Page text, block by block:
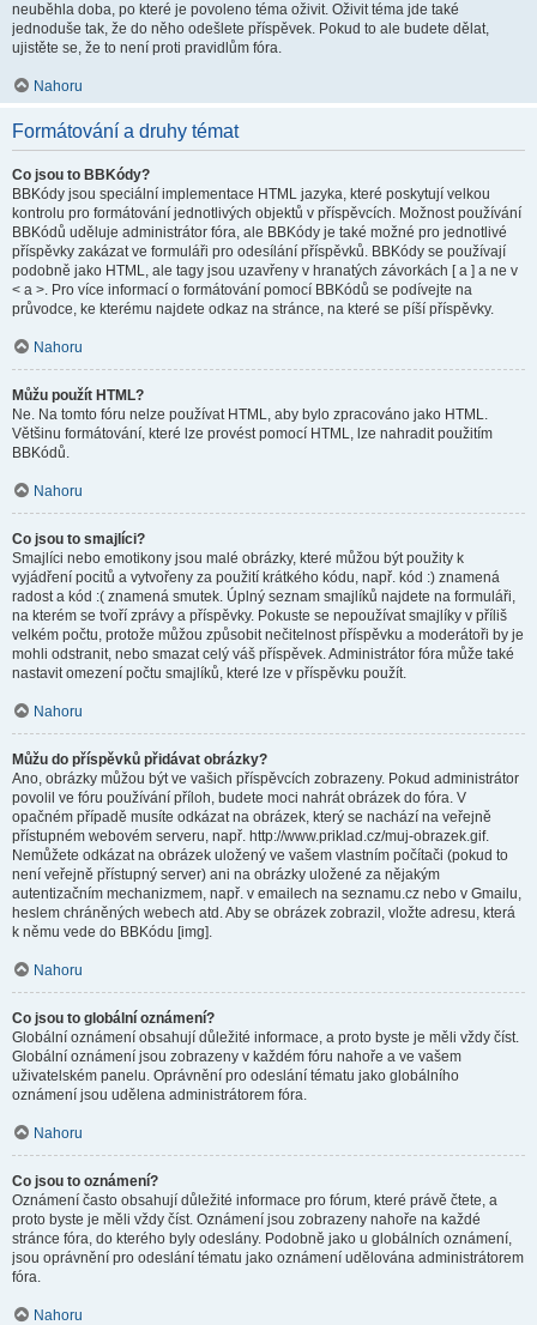
neuběhla doba, po které je povoleno téma oživit. Oživit téma jde také
jednoduše tak, že do něho odešlete příspěvek. Pokud to ale budete dělat,
ujistěte se, že to není proti pravidlům fóra.
Nahoru
Formátování a druhy témat
Co jsou to BBKódy?
BBKódy jsou speciální implementace HTML jazyka, které poskytují velkou
kontrolu pro formátování jednotlivých objektů v příspěvcích. Možnost používání
BBKódů uděluje administrátor fóra, ale BBKódy je také možné pro jednotlivé
příspěvky zakázat ve formuláři pro odesílání příspěvků. BBKódy se používají
podobně jako HTML, ale tagy jsou uzavřeny v hranatých závorkách [ a ] a ne v
< a >. Pro více informací o formátování pomocí BBKódů se podívejte na
průvodce, ke kterému najdete odkaz na stránce, na které se píší příspěvky.
Nahoru
Můžu použít HTML?
Ne. Na tomto fóru nelze používat HTML, aby bylo zpracováno jako HTML.
Většinu formátování, které lze provést pomocí HTML, lze nahradit použitím
BBKódů.
Nahoru
Co jsou to smajlíci?
Smajlíci nebo emotikony jsou malé obrázky, které můžou být použity k
vyjádření pocitů a vytvořeny za použití krátkého kódu, např. kód :) znamená
radost a kód :( znamená smutek. Úplný seznam smajlíků najdete na formuláři,
na kterém se tvoří zprávy a příspěvky. Pokuste se nepoužívat smajlíky v příliš
velkém počtu, protože můžou způsobit nečitelnost příspěvku a moderátoři by je
mohli odstranit, nebo smazat celý váš příspěvek. Administrátor fóra může také
nastavit omezení počtu smajlíků, které lze v příspěvku použít.
Nahoru
Můžu do příspěvků přidávat obrázky?
Ano, obrázky můžou být ve vašich příspěvcích zobrazeny. Pokud administrátor
povolil ve fóru používání příloh, budete moci nahrát obrázek do fóra. V
opačném případě musíte odkázat na obrázek, který se nachází na veřejně
přístupném webovém serveru, např. http://www.priklad.cz/muj-obrazek.gif.
Nemůžete odkázat na obrázek uložený ve vašem vlastním počítači (pokud to
není veřejně přístupný server) ani na obrázky uložené za nějakým
autentizačním mechanizmem, např. v emailech na seznamu.cz nebo v Gmailu,
heslem chráněných webech atd. Aby se obrázek zobrazil, vložte adresu, která
k němu vede do BBKódu [img].
Nahoru
Co jsou to globální oznámení?
Globální oznámení obsahují důležité informace, a proto byste je měli vždy číst.
Globální oznámení jsou zobrazeny v každém fóru nahoře a ve vašem
uživatelském panelu. Oprávnění pro odeslání tématu jako globálního
oznámení jsou udělena administrátorem fóra.
Nahoru
Co jsou to oznámení?
Oznámení často obsahují důležité informace pro fórum, které právě čtete, a
proto byste je měli vždy číst. Oznámení jsou zobrazeny nahoře na každé
stránce fóra, do kterého byly odeslány. Podobně jako u globálních oznámení,
jsou oprávnění pro odeslání tématu jako oznámení udělována administrátorem
fóra.
Nahoru